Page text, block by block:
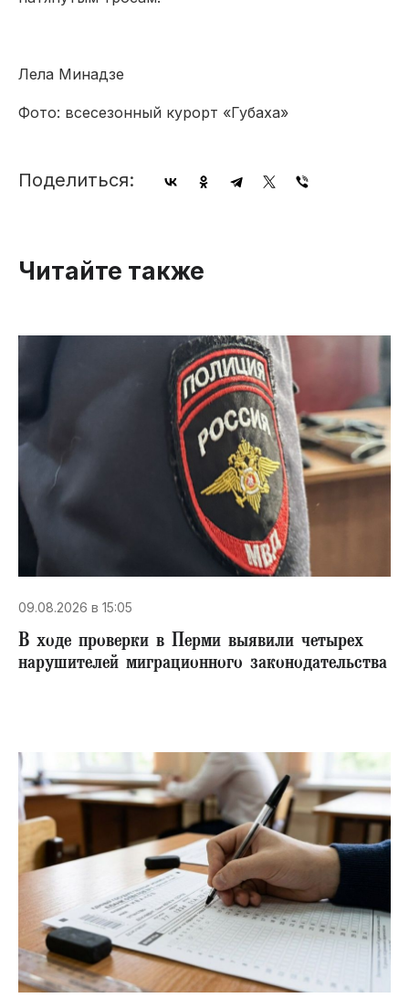
Лела Минадзе
Фото: всесезонный курорт «Губаха»
Поделиться:
Читайте также
09.08.2026 в 15:05
В ходе проверки в Перми выявили четырех
нарушителей миграционного законодательства